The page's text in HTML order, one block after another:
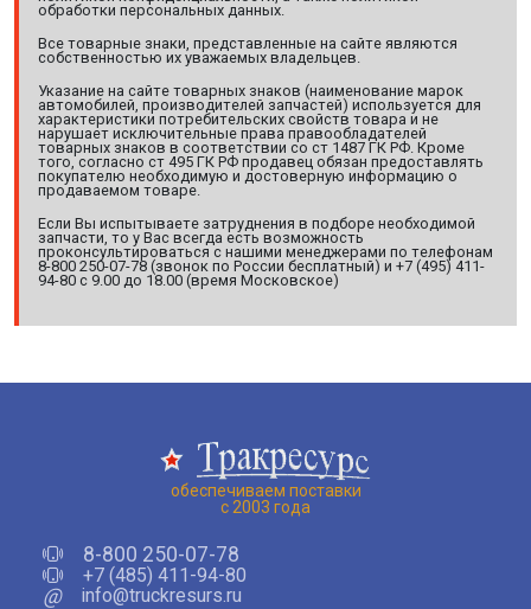
обработки персональных данных.
Все товарные знаки, представленные на сайте являются
собственностью их уважаемых владельцев.
Указание на сайте товарных знаков (наименование марок
автомобилей, производителей запчастей) используется для
характеристики потребительских свойств товара и не
нарушает исключительные права правообладателей
товарных знаков в соответствии со ст 1487 ГК РФ. Кроме
того, согласно ст 495 ГК РФ продавец обязан предоставлять
покупателю необходимую и достоверную информацию о
продаваемом товаре.
Если Вы испытываете затруднения в подборе необходимой
запчасти, то у Вас всегда есть возможность
проконсультироваться с нашими менеджерами по телефонам
8-800 250-07-78 (звонок по России бесплатный) и +7 (495) 411-
94-80 с 9.00 до 18.00 (время Московское)
обеспечиваем поставки
с 2003 года
8-800 250-07-78
+7 (485) 411-94-80
@
info@truckresurs.ru